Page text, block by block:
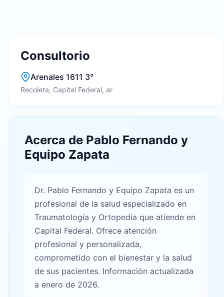
Consultorio
Arenales 1611 3°
Recoleta, Capital Federal, ar
Acerca de Pablo Fernando y
Equipo Zapata
Dr. Pablo Fernando y Equipo Zapata es un
profesional de la salud especializado en
Traumatología y Ortopedia que atiende en
Capital Federal. Ofrece atención
profesional y personalizada,
comprometido con el bienestar y la salud
de sus pacientes. Información actualizada
a enero de 2026.